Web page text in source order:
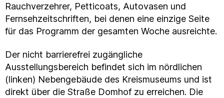
Rauchverzehrer, Petticoats, Autovasen und
Fernsehzeitschriften, bei denen eine einzige Seite
für das Programm der gesamten Woche ausreichte.
Der nicht barrierefrei zugängliche
Ausstellungsbereich befindet sich im nördlichen
(linken) Nebengebäude des Kreismuseums und ist
direkt über die Straße Domhof zu erreichen. Die